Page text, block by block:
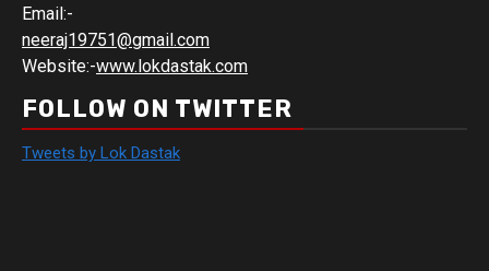
Email:-
neeraj19751@gmail.com
Website:-www.lokdastak.com
FOLLOW ON TWITTER
Tweets by Lok Dastak